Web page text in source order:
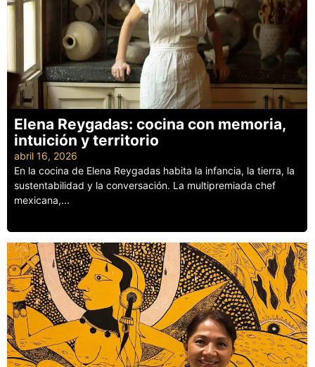
Elena Reygadas: cocina con memoria,
intuición y territorio
abril 16, 2026
En la cocina de Elena Reygadas habita la infancia, la tierra, la
sustentabilidad y la conversación. La multipremiada chef
mexicana,...